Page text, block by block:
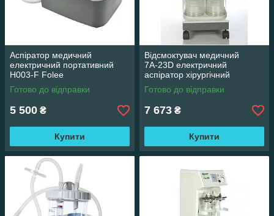
Аспіратор медичний
електричний портативний
H003-F Folee
Готово до відправки
5 500 ₴
Купити
Відсмоктувач медичний
7А-23D електричний
аспіратор хірургічний
Готово до відправки
7 673 ₴
Купити